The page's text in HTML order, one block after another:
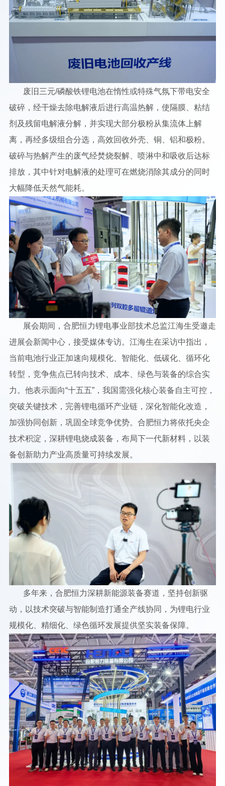
废旧三元/磷酸铁锂电池在惰性或特殊气氛下带电安全
破碎，经干燥去除电解液后进行高温热解，使隔膜、粘结
剂及残留电解液分解，并实现大部分极粉从集流体上解
离，再经多级组合分选，高效回收外壳、铜、铝和极粉。
破碎与热解产生的废气经焚烧裂解、喷淋中和吸收后达标
排放，其中针对电解液的处理可在燃烧消除其成分的同时
大幅降低天然气能耗。
展会期间，合肥恒力锂电事业部技术总监江海生受邀走
进展会新闻中心，接受媒体专访。江海生在采访中指出，
当前电池行业正加速向规模化、智能化、低碳化、循环化
转型，竞争焦点已转向技术、成本、绿色与装备的综合实
力。他表示面向“十五五”，我国需强化核心装备自主可控，
突破关键技术，完善锂电循环产业链，深化智能化改造，
加强协同创新，巩固全球竞争优势。合肥恒力将依托央企
技术积淀，深耕锂电烧成装备，布局下一代新材料，以装
备创新助力产业高质量可持续发展。
多年来，合肥恒力深耕新能源装备赛道，坚持创新驱
动，以技术突破与智能制造打通全产线协同，为锂电行业
规模化、精细化、绿色循环发展提供坚实装备保障。